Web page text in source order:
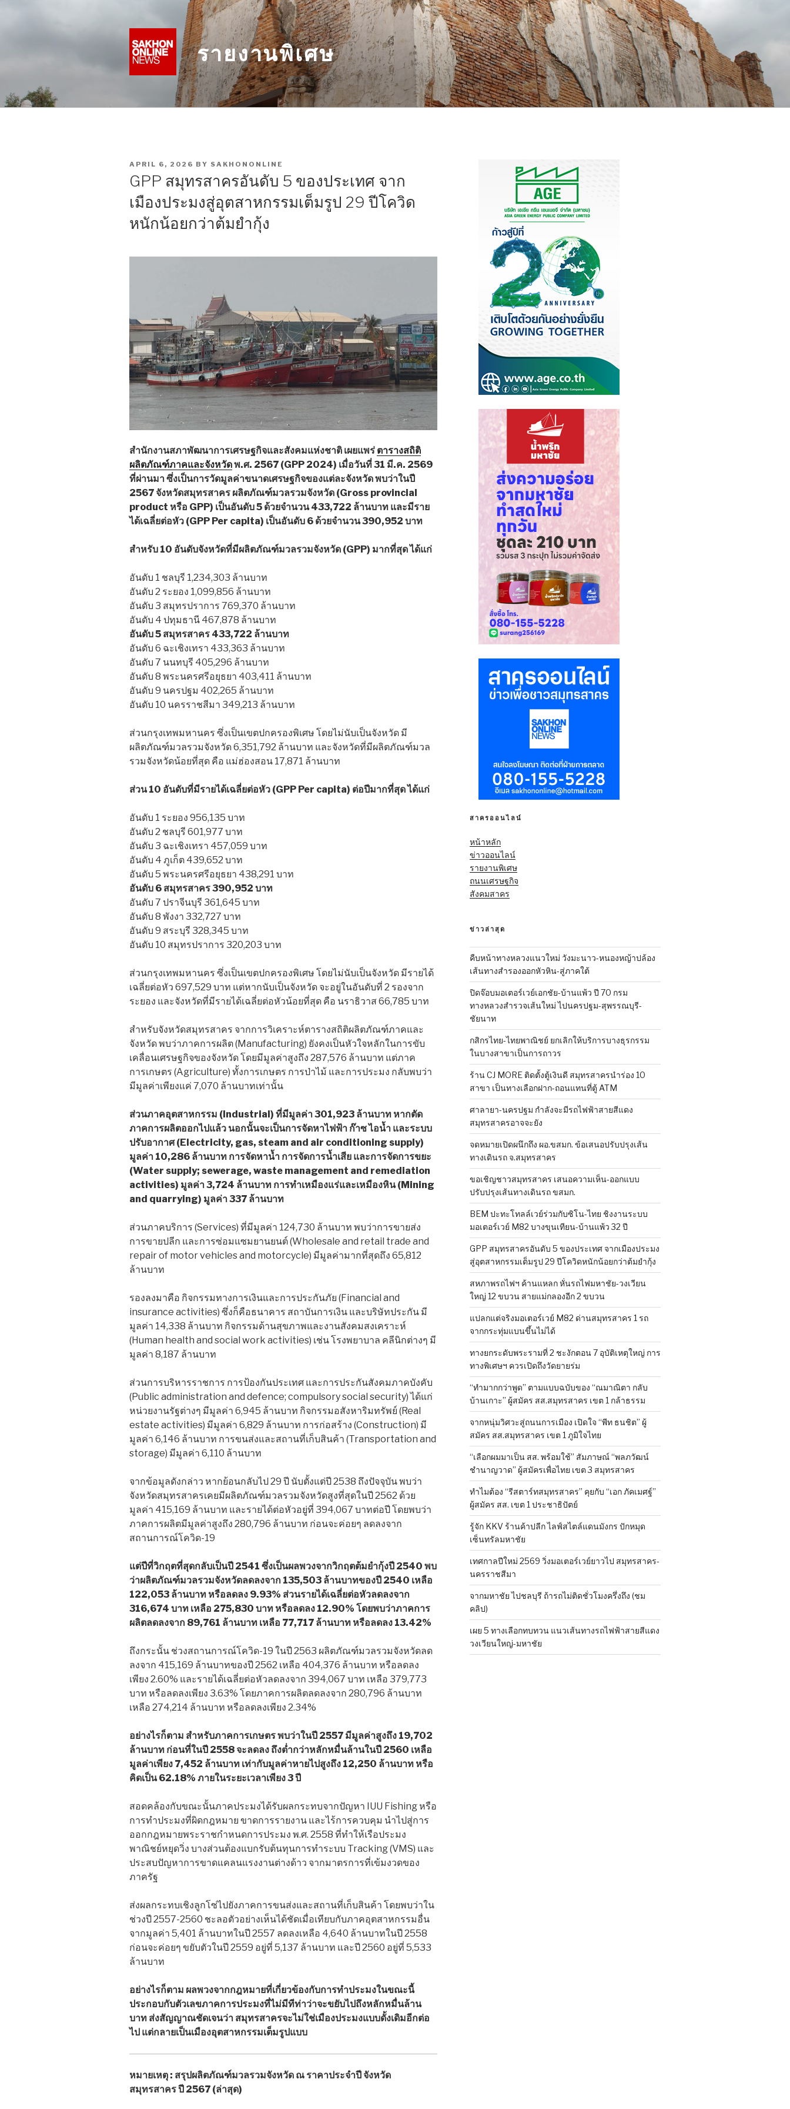
รายงานพิเศษ
POSTED
ON
APRIL 6, 2026 BY SAKHONONLINE
GPP สมุทรสาครอันดับ 5 ของประเทศ จาก
เมืองประมงสู่อุตสาหกรรมเต็มรูป 29 ปีโควิด
หนักน้อยกว่าต้มยำกุ้ง
สำนักงานสภาพัฒนาการเศรษฐกิจและสังคมแห่งชาติ เผยแพร่ ตารางสถิติ
ผลิตภัณฑ์ภาคและจังหวัดพ.ศ. 2567 (GPP 2024) เมื่อวันที่ 31 มี.ค. 2569
ที่ผ่านมา ซึ่งเป็นการวัดมูลค่าขนาดเศรษฐกิจของแต่ละจังหวัด พบว่าในปี
2567 จังหวัดสมุทรสาคร ผลิตภัณฑ์มวลรวมจังหวัด (Gross provincial
product หรือ GPP) เป็นอันดับ 5 ด้วยจำนวน 433,722 ล้านบาท และมีราย
ได้เฉลี่ยต่อหัว (GPP Per capita) เป็นอันดับ 6 ด้วยจำนวน 390,952 บาท
สำหรับ 10 อันดับจังหวัดที่มีผลิตภัณฑ์มวลรวมจังหวัด (GPP) มากที่สุด ได้แก่
อันดับ 1 ชลบุรี 1,234,303 ล้านบาท
อันดับ 2 ระยอง 1,099,856 ล้านบาท
อันดับ 3 สมุทรปราการ 769,370 ล้านบาท
อันดับ 4 ปทุมธานี 467,878 ล้านบาท
อันดับ 5 สมุทรสาคร 433,722 ล้านบาท
อันดับ 6 ฉะเชิงเทรา 433,363 ล้านบาท
อันดับ 7 นนทบุรี 405,296 ล้านบาท
อันดับ 8 พระนครศรีอยุธยา 403,411 ล้านบาท
อันดับ 9 นครปฐม 402,265 ล้านบาท
อันดับ 10 นครราชสีมา 349,213 ล้านบาท
ส่วนกรุงเทพมหานคร ซึ่งเป็นเขตปกครองพิเศษ โดยไม่นับเป็นจังหวัด มี
ผลิตภัณฑ์มวลรวมจังหวัด 6,351,792 ล้านบาท และจังหวัดที่มีผลิตภัณฑ์มวล
รวมจังหวัดน้อยที่สุด คือ แม่ฮ่องสอน 17,871 ล้านบาท
ส่วน 10 อันดับที่มีรายได้เฉลี่ยต่อหัว (GPP Per capita) ต่อปีมากที่สุด ได้แก่
อันดับ 1 ระยอง 956,135 บาท
อันดับ 2 ชลบุรี 601,977 บาท
อันดับ 3 ฉะเชิงเทรา 457,059 บาท
อันดับ 4 ภูเก็ต 439,652 บาท
อันดับ 5 พระนครศรีอยุธยา 438,291 บาท
อันดับ 6 สมุทรสาคร 390,952 บาท
อันดับ 7 ปราจีนบุรี 361,645 บาท
อันดับ 8 พังงา 332,727 บาท
อันดับ 9 สระบุรี 328,345 บาท
อันดับ 10 สมุทรปราการ 320,203 บาท
ส่วนกรุงเทพมหานคร ซึ่งเป็นเขตปกครองพิเศษ โดยไม่นับเป็นจังหวัด มีรายได้
เฉลี่ยต่อหัว 697,529 บาท แต่หากนับเป็นจังหวัด จะอยู่ในอันดับที่ 2 รองจาก
ระยอง และจังหวัดที่มีรายได้เฉลี่ยต่อหัวน้อยที่สุด คือ นราธิวาส 66,785 บาท
สำหรับจังหวัดสมุทรสาคร จากการวิเคราะห์ตารางสถิติผลิตภัณฑ์ภาคและ
จังหวัด พบว่าภาคการผลิต (Manufacturing) ยังคงเป็นหัวใจหลักในการขับ
เคลื่อนเศรษฐกิจของจังหวัด โดยมีมูลค่าสูงถึง 287,576 ล้านบาท แต่ภาค
การเกษตร (Agriculture) ทั้งการเกษตร การป่าไม้ และการประมง กลับพบว่า
มีมูลค่าเพียงแค่ 7,070 ล้านบาทเท่านั้น
ส่วนภาคอุตสาหกรรม (Industrial) ที่มีมูลค่า 301,923 ล้านบาท หากตัด
ภาคการผลิตออกไปแล้ว นอกนั้นจะเป็นการจัดหาไฟฟ้า ก๊าซ ไอน้ำ และระบบ
ปรับอากาศ (Electricity, gas, steam and air conditioning supply)
มูลค่า 10,286 ล้านบาท การจัดหาน้ำ การจัดการน้ำเสีย และการจัดการขยะ
(Water supply; sewerage, waste management and remediation
activities) มูลค่า 3,724 ล้านบาท การทำเหมืองแร่และเหมืองหิน (Mining
and quarrying) มูลค่า 337 ล้านบาท
ส่วนภาคบริการ (Services) ที่มีมูลค่า 124,730 ล้านบาท พบว่าการขายส่ง
การขายปลีก และการซ่อมแซมยานยนต์ (Wholesale and retail trade and
repair of motor vehicles and motorcycle) มีมูลค่ามากที่สุดถึง 65,812
ล้านบาท
รองลงมาคือ กิจกรรมทางการเงินและการประกันภัย (Financial and
insurance activities) ซึ่งก็คือธนาคาร สถาบันการเงิน และบริษัทประกัน มี
มูลค่า 14,338 ล้านบาท กิจกรรมด้านสุขภาพและงานสังคมสงเคราะห์
(Human health and social work activities) เช่น โรงพยาบาล คลีนิกต่างๆ มี
มูลค่า 8,187 ล้านบาท
ส่วนการบริหารราชการ การป้องกันประเทศ และการประกันสังคมภาคบังคับ
(Public administration and defence; compulsory social security) ได้แก่
หน่วยงานรัฐต่างๆ มีมูลค่า 6,945 ล้านบาท กิจกรรมอสังหาริมทรัพย์ (Real
estate activities) มีมูลค่า 6,829 ล้านบาท การก่อสร้าง (Construction) มี
มูลค่า 6,146 ล้านบาท การขนส่งและสถานที่เก็บสินค้า (Transportation and
storage) มีมูลค่า 6,110 ล้านบาท
จากข้อมูลดังกล่าว หากย้อนกลับไป 29 ปี นับตั้งแต่ปี 2538 ถึงปัจจุบัน พบว่า
จังหวัดสมุทรสาครเคยมีผลิตภัณฑ์มวลรวมจังหวัดสูงที่สุดในปี 2562 ด้วย
มูลค่า 415,169 ล้านบาท และรายได้ต่อหัวอยู่ที่ 394,067 บาทต่อปี โดยพบว่า
ภาคการผลิตมีมูลค่าสูงถึง 280,796 ล้านบาท ก่อนจะค่อยๆ ลดลงจาก
สถานการณ์โควิด-19
แต่ปีที่วิกฤตที่สุดกลับเป็นปี 2541 ซึ่งเป็นผลพวงจากวิกฤตต้มยำกุ้งปี 2540 พบ
ว่าผลิตภัณฑ์มวลรวมจังหวัดลดลงจาก 135,503 ล้านบาทของปี 2540 เหลือ
122,053 ล้านบาท หรือลดลง 9.93% ส่วนรายได้เฉลี่ยต่อหัวลดลงจาก
316,674 บาท เหลือ 275,830 บาท หรือลดลง 12.90% โดยพบว่าภาคการ
ผลิตลดลงจาก 89,761 ล้านบาท เหลือ 77,717 ล้านบาท หรือลดลง 13.42%
ถึงกระนั้น ช่วงสถานการณ์โควิด-19 ในปี 2563 ผลิตภัณฑ์มวลรวมจังหวัดลด
ลงจาก 415,169 ล้านบาทของปี 2562 เหลือ 404,376 ล้านบาท หรือลดลง
เพียง 2.60% และรายได้เฉลี่ยต่อหัวลดลงจาก 394,067 บาท เหลือ 379,773
บาท หรือลดลงเพียง 3.63% โดยภาคการผลิตลดลงจาก 280,796 ล้านบาท
เหลือ 274,214 ล้านบาท หรือลดลงเพียง 2.34%
อย่างไรก็ตาม สำหรับภาคการเกษตร พบว่าในปี 2557 มีมูลค่าสูงถึง 19,702
ล้านบาท ก่อนที่ในปี 2558 จะลดลง ถึงต่ำกว่าหลักหมื่นล้านในปี 2560 เหลือ
มูลค่าเพียง 7,452 ล้านบาท เท่ากับมูลค่าหายไปสูงถึง 12,250 ล้านบาท หรือ
คิดเป็น 62.18% ภายในระยะเวลาเพียง 3 ปี
สอดคล้องกับขณะนั้นภาคประมงได้รับผลกระทบจากปัญหา IUU Fishing หรือ
การทำประมงที่ผิดกฎหมาย ขาดการรายงาน และไร้การควบคุม นำไปสู่การ
ออกกฎหมายพระราชกำหนดการประมง พ.ศ. 2558 ที่ทำให้เรือประมง
พาณิชย์หยุดวิ่ง บางส่วนต้องแบกรับต้นทุนการทำระบบ Tracking (VMS) และ
ประสบปัญหาการขาดแคลนแรงงานต่างด้าว จากมาตรการที่เข้มงวดของ
ภาครัฐ
ส่งผลกระทบเชิงลูกโซ่ไปยังภาคการขนส่งและสถานที่เก็บสินค้า โดยพบว่าใน
ช่วงปี 2557-2560 ชะลอตัวอย่างเห็นได้ชัดเมื่อเทียบกับภาคอุตสาหกรรมอื่น
จากมูลค่า 5,401 ล้านบาทในปี 2557 ลดลงเหลือ 4,640 ล้านบาทในปี 2558
ก่อนจะค่อยๆ ขยับตัวในปี 2559 อยู่ที่ 5,137 ล้านบาท และปี 2560 อยู่ที่ 5,533
ล้านบาท
อย่างไรก็ตาม ผลพวงจากกฎหมายที่เกี่ยวข้องกับการทำประมงในขณะนี้
ประกอบกับตัวเลขภาคการประมงที่ไม่มีทีท่าว่าจะขยับไปถึงหลักหมื่นล้าน
บาท ส่งสัญญาณชัดเจนว่า สมุทรสาครจะไม่ใช่เมืองประมงแบบดั้งเดิมอีกต่อ
ไป แต่กลายเป็นเมืองอุตสาหกรรมเต็มรูปแบบ
หมายเหตุ : สรุปผลิตภัณฑ์มวลรวมจังหวัด ณ ราคาประจำปี จังหวัด
สมุทรสาคร ปี 2567 (ล่าสุด)
สาครออนไลน์
หน้าหลัก
ข่าวออนไลน์
รายงานพิเศษ
ถนนเศรษฐกิจ
สังคมสาคร
ข่าวล่าสุด
คืบหน้าทางหลวงแนวใหม่ วังมะนาว-หนองหญ้าปล้อง
เส้นทางสำรองออกหัวหิน-สู่ภาคใต้
ปิดจ๊อบมอเตอร์เวย์เอกชัย-บ้านแพ้ว ปี 70 กรม
ทางหลวงสำรวจเส้นใหม่ ไปนครปฐม-สุพรรณบุรี-
ชัยนาท
กสิกรไทย-ไทยพาณิชย์ ยกเลิกให้บริการบางธุรกรรม
ในบางสาขาเป็นการถาวร
ร้าน CJ MORE ติดตั้งตู้เงินดี สมุทรสาครนำร่อง 10
สาขา เป็นทางเลือกฝาก-ถอนแทนที่ตู้ ATM
ศาลายา-นครปฐม กำลังจะมีรถไฟฟ้าสายสีแดง
สมุทรสาครอาจจะยัง
จดหมายเปิดผนึกถึง ผอ.ขสมก. ข้อเสนอปรับปรุงเส้น
ทางเดินรถ จ.สมุทรสาคร
ขอเชิญชาวสมุทรสาคร เสนอความเห็น-ออกแบบ
ปรับปรุงเส้นทางเดินรถ ขสมก.
BEM ปะทะโทลล์เวย์ร่วมกับซิโน-ไทย ชิงงานระบบ
มอเตอร์เวย์ M82 บางขุนเทียน-บ้านแพ้ว 32 ปี
GPP สมุทรสาครอันดับ 5 ของประเทศ จากเมืองประมง
สู่อุตสาหกรรมเต็มรูป 29 ปีโควิดหนักน้อยกว่าต้มยำกุ้ง
สหภาพรถไฟฯ ค้านแหลก หั่นรถไฟมหาชัย-วงเวียน
ใหญ่ 12 ขบวน สายแม่กลองอีก 2 ขบวน
แปลกแต่จริงมอเตอร์เวย์ M82 ด่านสมุทรสาคร 1 รถ
จากกระทุ่มแบนขึ้นไม่ได้
ทางยกระดับพระรามที่ 2 ชะงักตอน 7 อุบัติเหตุใหญ่ การ
ทางพิเศษฯ ควรเปิดถึงวัดยายร่ม
“ทำมากกว่าพูด” ตามแบบฉบับของ “ณมาณิตา กลับ
บ้านเกาะ” ผู้สมัคร สส.สมุทรสาคร เขต 1 กล้าธรรม
จากหนุ่มวิศวะสู่ถนนการเมือง เปิดใจ “พีท ธนชิต” ผู้
สมัคร สส.สมุทรสาคร เขต 1 ภูมิใจไทย
“เลือกผมมาเป็น สส. พร้อมใช้” สัมภาษณ์ “พลภวัฒน์
ชำนาญวาด” ผู้สมัครเพื่อไทย เขต 3 สมุทรสาคร
ทำไมต้อง “รีสตาร์ทสมุทรสาคร” คุยกับ “เอก ภัคเมศฐ์”
ผู้สมัคร สส. เขต 1 ประชาธิปัตย์
รู้จัก KKV ร้านค้าปลีก ไลฟ์สไตล์แดนมังกร ปักหมุด
เซ็นทรัลมหาชัย
เทศกาลปีใหม่ 2569 วิ่งมอเตอร์เวย์ยาวไป สมุทรสาคร-
นครราชสีมา
จากมหาชัย ไปชลบุรี ถ้ารถไม่ติดชั่วโมงครึ่งถึง (ชม
คลิป)
เผย 5 ทางเลือกทบทวน แนวเส้นทางรถไฟฟ้าสายสีแดง
วงเวียนใหญ่-มหาชัย